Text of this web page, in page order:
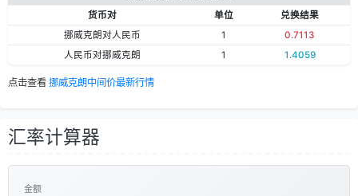
货币对
单位
兑换结果
挪威克朗对人民币
1
0.7113
人民币对挪威克朗
1 1.4059
点击查看 挪威克朗中间价最新行情
汇率计算器
金额